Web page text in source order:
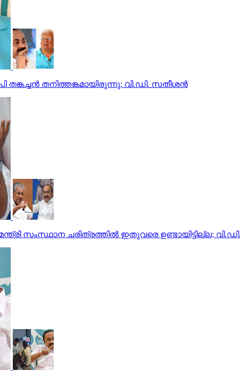
തങ്കച്ചന്‍ തനിത്തങ്കമായിരുന്നു; വി.ഡി. സതീശന്‍
സംസ്ഥാന ചരിത്രത്തില്‍ ഇതുവരെ ഉണ്ടായിട്ടില്ല;